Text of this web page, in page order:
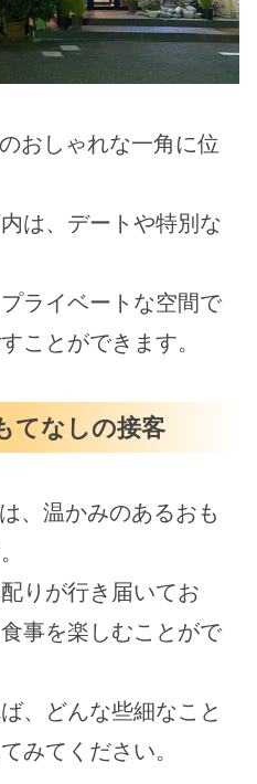
おしゃれな一角に位
は、デートや特別な
ライベートな空間で
ことができます。
てなしの接客
、温かみのあるおも
りが行き届いてお
事を楽しむことがで
、どんな些細なこと
みてください。